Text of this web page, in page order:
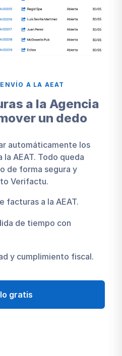
A LA AEAT
a la Agencia
un dedo
automáticamente los
AEAT. Todo queda
de forma segura y
Verifactu.
facturas a la AEAT.
de tiempo con
y cumplimiento fiscal.
gratis